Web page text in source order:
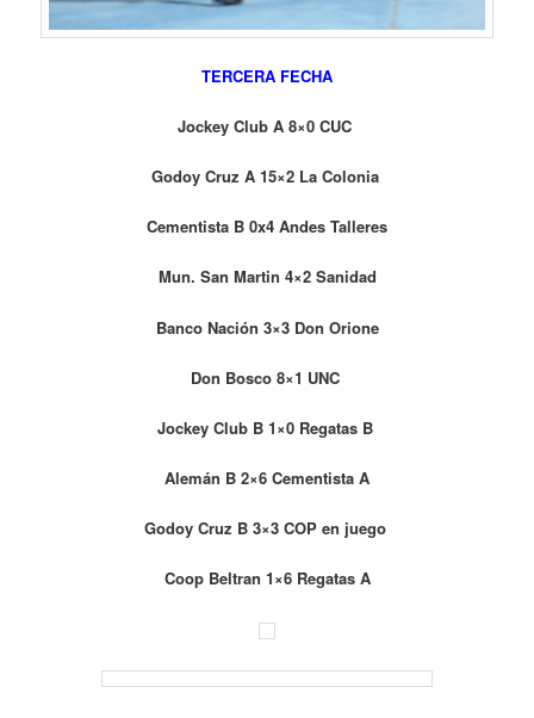
TERCERA FECHA
Jockey Club A 8×0 CUC
Godoy Cruz A 15×2 La Colonia
Cementista B 0x4 Andes Talleres
Mun. San Martin 4×2 Sanidad
Banco Nación 3×3 Don Orione
Don Bosco 8×1 UNC
Jockey Club B 1×0 Regatas B
Alemán B 2×6 Cementista A
Godoy Cruz B 3×3 COP en juego
Coop Beltran 1×6 Regatas A